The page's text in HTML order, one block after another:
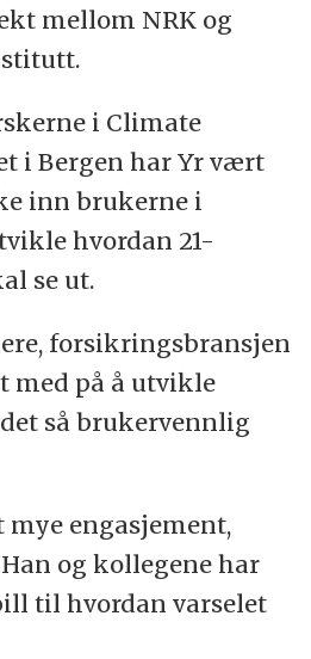
mellom NRK og
i Climate
i Bergen har Yr vært
inn brukerne i
hvordan 21-
se ut.
forsikringsbransjen
med på å utvikle
så brukervennlig
engasjement,
og kollegene har
til hvordan varselet